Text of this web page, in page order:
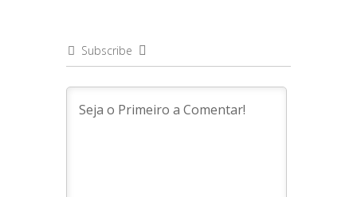
Subscribe